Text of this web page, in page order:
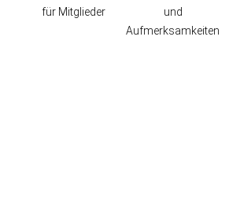
für Mitglieder
und
Aufmerksamkeiten